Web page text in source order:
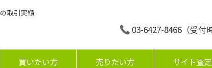
取引実績
03-6427-8466 （受付
買いたい方 売りたい方 サイト査定